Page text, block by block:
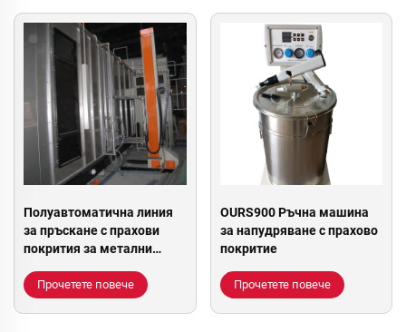
Полуавтоматична линия
за пръскане с прахови
покрития за метални
Прочетете повече
OURS900 Ръчна машина
за напудряване с прахово
покритие
Прочетете повече